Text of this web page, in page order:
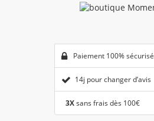
Paiement 100% sécurisé
14j pour changer d’avis
3Xsans frais dès 100€